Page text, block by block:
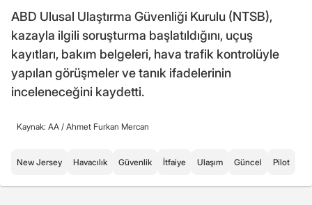
ABD Ulusal Ulaştırma Güvenliği Kurulu (NTSB),
kazayla ilgili soruşturma başlatıldığını, uçuş
kayıtları, bakım belgeleri, hava trafik kontrolüyle
yapılan görüşmeler ve tanık ifadelerinin
inceleneceğini kaydetti.
Kaynak: AA / Ahmet Furkan Mercan
New Jersey Havacılık Güvenlik İtfaiye Ulaşım Güncel Pilot